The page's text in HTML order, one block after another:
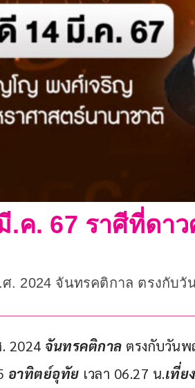
.ค. 67 ราศีที่ดา
. 2024 จันทรคติกาล ตรงกับ
2024 จันทรคติกาล ตรงกับวัน
อาทิตย์อุทัย เวลา 06.27 น.เที่ย